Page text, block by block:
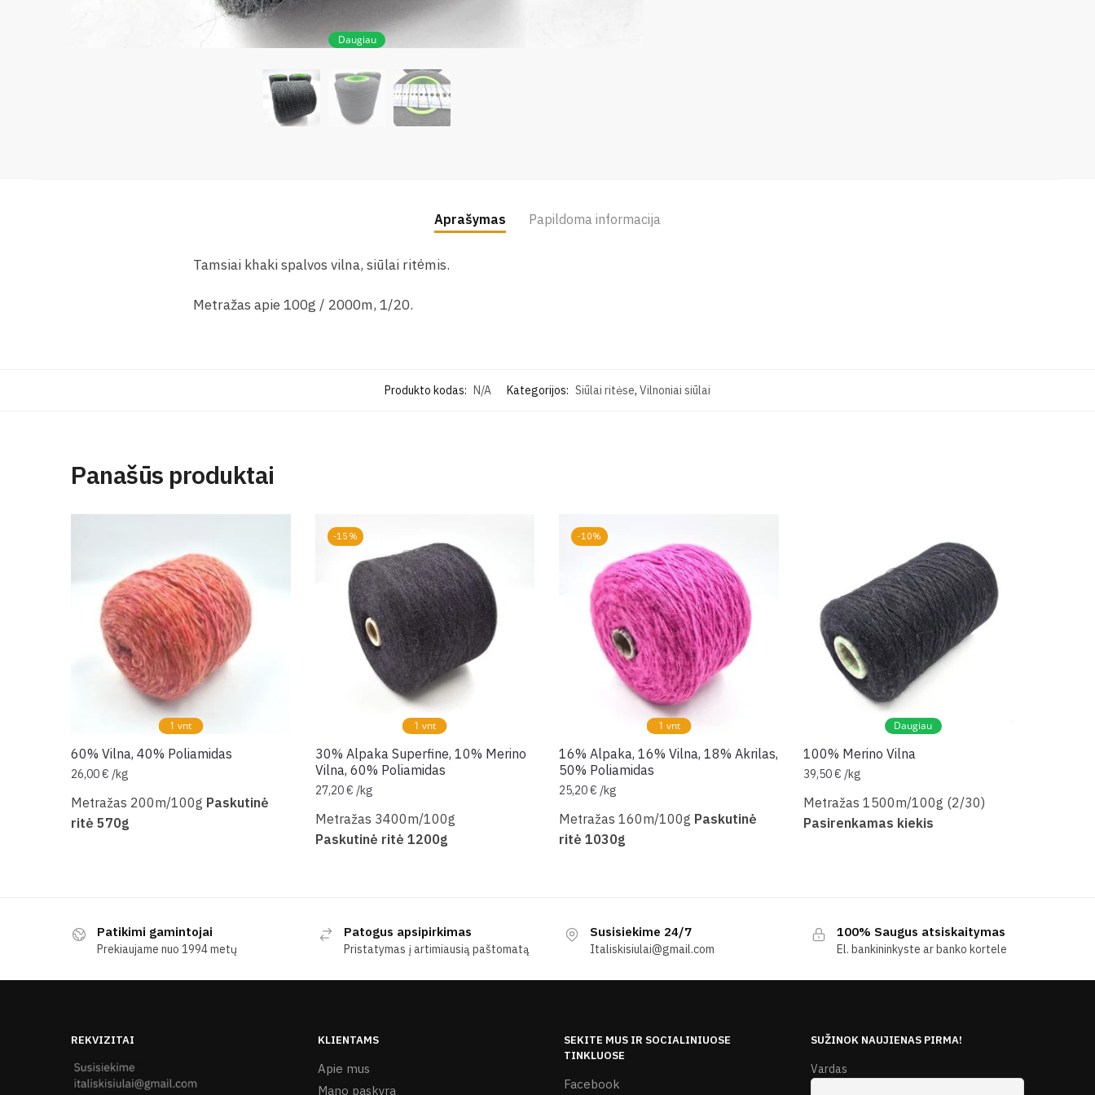
Daugiau
Aprašymas Papildoma informacija
Tamsiai khaki spalvos vilna, siūlai ritėmis.
Metražas apie 100g / 2000m, 1/20.
Produkto kodas: N/A Kategorijos: Siūlai ritėse, Vilnoniai siūlai
Panašūs produktai
1 vnt
60% Vilna, 40% Poliamidas
26,00€ /kg
Metražas 200m/100g Paskutinė
ritė 570g
-15%
1 vnt
30% Alpaka Superfine, 10% Merino
Vilna, 60% Poliamidas
27,20€ /kg
Metražas 3400m/100g
Paskutinė ritė 1200g
-10%
1 vnt
16% Alpaka, 16% Vilna, 18% Akrilas,
50% Poliamidas
25,20€ /kg
Metražas 160m/100g Paskutinė
ritė 1030g
Daugiau
100% Merino Vilna
39,50€ /kg
Metražas 1500m/100g (2/30)
Pasirenkamas kiekis
Patikimi gamintojai
Prekiaujame nuo 1994 metų
Patogus apsipirkimas
Pristatymas į artimiausią paštomatą
Susisiekime 24/7
Italiskisiulai@gmail.com
100% Saugus atsiskaitymas
El. bankininkyste ar banko kortele
REKVIZITAI KLIENTAMS
Apie mus
Mano paskyra
SEKITE MUS IR SOCIALINIUOSE
TINKLUOSE
Facebook
SUŽINOK NAUJIENAS PIRMA!
Vardas